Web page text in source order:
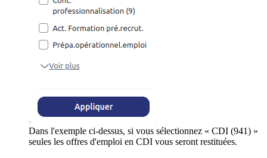
Dans l'exemple ci-dessus, si vous sélectionnez « CDI (941) »
seules les offres d'emploi en CDI vous seront restituées.